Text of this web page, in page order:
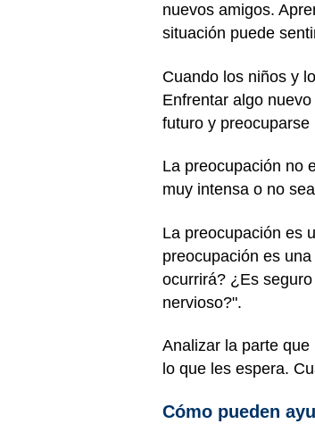
nuevos amigos.
situación puede
Cuando los niños y
Enfrentar algo
futuro y
La preocupación no
muy intensa o no
La preocupación es
preocupación es
ocurrirá? ¿Es
nervioso?".
Analizar la parte
lo que les espera.
Cómo pueden